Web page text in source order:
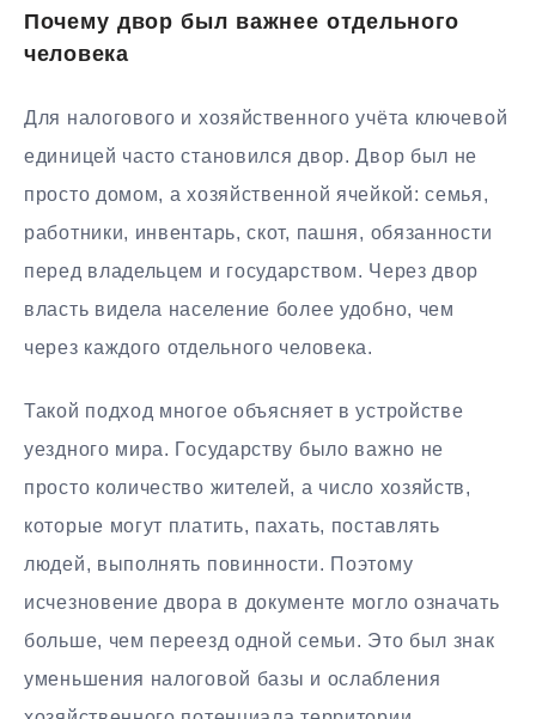
Почему двор был важнее отдельного
человека
Для налогового и хозяйственного учёта ключевой
единицей часто становился двор. Двор был не
просто домом, а хозяйственной ячейкой: семья,
работники, инвентарь, скот, пашня, обязанности
перед владельцем и государством. Через двор
власть видела население более удобно, чем
через каждого отдельного человека.
Такой подход многое объясняет в устройстве
уездного мира. Государству было важно не
просто количество жителей, а число хозяйств,
которые могут платить, пахать, поставлять
людей, выполнять повинности. Поэтому
исчезновение двора в документе могло означать
больше, чем переезд одной семьи. Это был знак
уменьшения налоговой базы и ослабления